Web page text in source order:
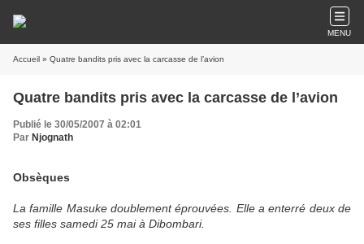
MENU
Accueil » Quatre bandits pris avec la carcasse de l’avion
Quatre bandits pris avec la carcasse de l’avion
Publié le 30/05/2007 à 02:01
Par Njognath
Obsèques
La famille Masuke doublement éprouvées. Elle a enterré deux de
ses filles samedi 25 mai à Dibombari.